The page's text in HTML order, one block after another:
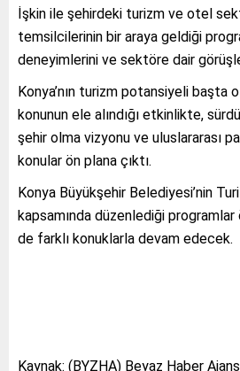
İşkin ile şehirdeki turizm ve otel
temsilcilerinin bir araya geldiği
deneyimlerini ve sektöre dair
Konya’nın turizm potansiyeli başta
konunun ele alındığı etkinlikte,
şehir olma vizyonu ve uluslararası
konular ön plana çıktı.
Konya Büyükşehir Belediyesi’nin
kapsamında düzenlediği
de farklı konuklarla devam edecek.
Kaynak: (BYZHA) Beyaz Haber